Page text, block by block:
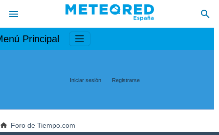
Principal
Iniciar sesión Registrarse
Foro de Tiempo.com